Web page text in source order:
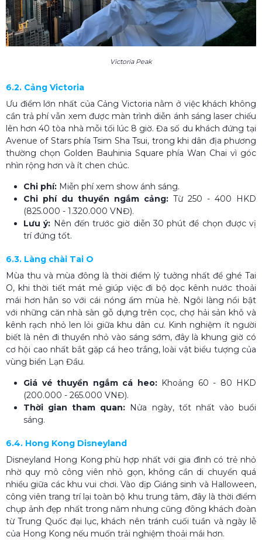
Victoria Peak
6.2. Cảng Victoria
Ưu điểm lớn nhất của Cảng Victoria nằm ở việc khách không
cần trả phí vẫn xem được màn trình diễn ánh sáng laser chiếu
lên hơn 40 tòa nhà mỗi tối lúc 8 giờ. Đa số du khách đứng tại
Avenue of Stars phía Tsim Sha Tsui, trong khi dân địa phương
thường chọn Golden Bauhinia Square phía Wan Chai vì góc
nhìn rộng hơn và ít chen chúc.
Chi phí: Miễn phí xem show ánh sáng.
Chi phí du thuyền ngắm cảng: Từ 250 - 400 HKD
(825.000 - 1.320.000 VNĐ).
Lưu ý: Nên đến trước giờ diễn 30 phút để chọn được vị
trí đứng tốt.
6.3. Làng chài Tai O
Mùa thu và mùa đông là thời điểm lý tưởng nhất để ghé Tai
O, khi thời tiết mát mẻ giúp việc đi bộ dọc kênh nước thoải
mái hơn hẳn so với cái nóng ẩm mùa hè. Ngôi làng nổi bật
với những căn nhà sàn gỗ dựng trên cọc, chợ hải sản khô và
kênh rạch nhỏ len lỏi giữa khu dân cư. Kinh nghiệm ít người
biết là nên đi thuyền nhỏ vào sáng sớm, đây là khung giờ có
cơ hội cao nhất bắt gặp cá heo trắng, loài vật biểu tượng của
vùng biển Lạn Đầu.
Giá vé thuyền ngắm cá heo: Khoảng 60 - 80 HKD
(200.000 - 265.000 VNĐ).
Thời gian tham quan: Nửa ngày, tốt nhất vào buổi
sáng.
6.4. Hong Kong Disneyland
Disneyland Hong Kong phù hợp nhất với gia đình có trẻ nhỏ
nhờ quy mô công viên nhỏ gọn, không cần di chuyển quá
nhiều giữa các khu vui chơi. Vào dịp Giáng sinh và Halloween,
công viên trang trí lại toàn bộ khu trung tâm, đây là thời điểm
chụp ảnh đẹp nhất trong năm nhưng cũng đông khách đoàn
từ Trung Quốc đại lục, khách nên tránh cuối tuần và ngày lễ
của Hong Kong nếu muốn trải nghiệm thoải mái hơn.